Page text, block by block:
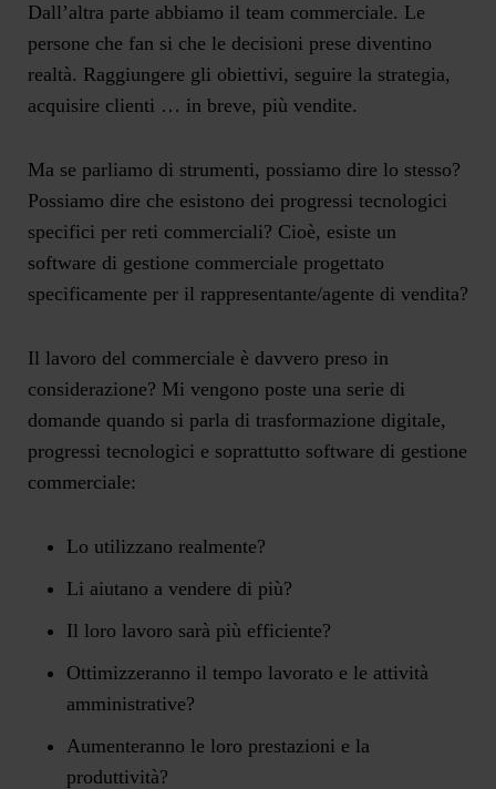
Dall’altra parte abbiamo il team commerciale. Le
persone che fan si che le decisioni prese diventino
realtà. Raggiungere gli obiettivi, seguire la strategia,
acquisire clienti … in breve, più vendite.
Ma se parliamo di strumenti, possiamo dire lo stesso?
Possiamo dire che esistono dei progressi tecnologici
specifici per reti commerciali? Cioè, esiste un
software di gestione commerciale progettato
specificamente per il rappresentante/agente di vendita?
Il lavoro del commerciale è davvero preso in
considerazione? Mi vengono poste una serie di
domande quando si parla di trasformazione digitale,
progressi tecnologici e soprattutto software di gestione
commerciale:
Lo utilizzano realmente?
Li aiutano a vendere di più?
Il loro lavoro sarà più efficiente?
Ottimizzeranno il tempo lavorato e le attività
amministrative?
Aumenteranno le loro prestazioni e la
produttività?